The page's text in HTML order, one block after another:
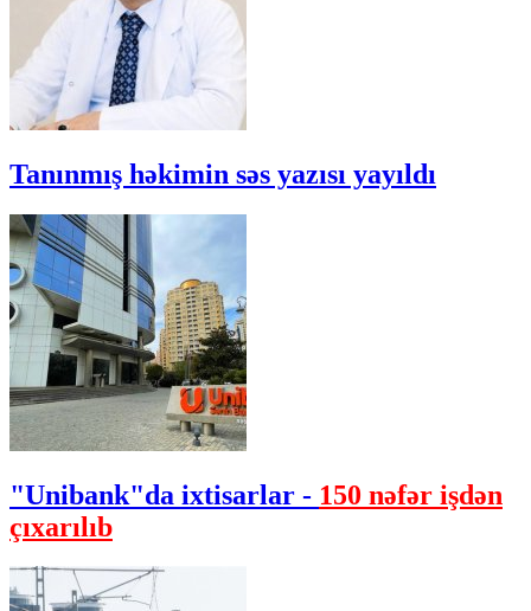
Tanınmış həkimin səs yazısı yayıldı
"Unibank"da ixtisarlar - 150 nəfər işdən
çıxarılıb